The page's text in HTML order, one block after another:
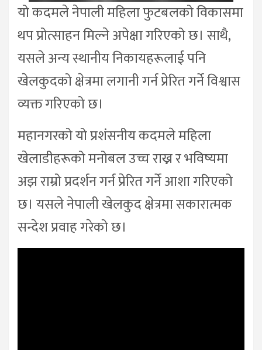
यो कदमले नेपाली महिला फुटबलको विकासमा
थप प्रोत्साहन मिल्ने अपेक्षा गरिएको छ। साथै,
यसले अन्य स्थानीय निकायहरूलाई पनि
खेलकुदको क्षेत्रमा लगानी गर्न प्रेरित गर्ने विश्वास
व्यक्त गरिएको छ।
महानगरको यो प्रशंसनीय कदमले महिला
खेलाडीहरूको मनोबल उच्च राख्न र भविष्यमा
अझ राम्रो प्रदर्शन गर्न प्रेरित गर्ने आशा गरिएको
छ। यसले नेपाली खेलकुद क्षेत्रमा सकारात्मक
सन्देश प्रवाह गरेको छ।